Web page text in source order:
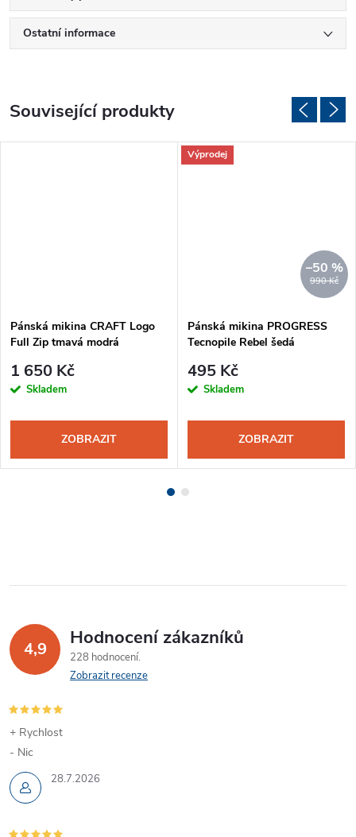
Ostatní informace
Související produkty
Pánská mikina CRAFT Logo
Full Zip tmavá modrá
1 650 Kč
Skladem
ZOBRAZIT
Výprodej
990 Kč
–50 %
Pánská mikina PROGRESS
Tecnopile Rebel šedá
495 Kč
Skladem
ZOBRAZIT
4,9 Hodnocení zákazníků
228 hodnocení
Zobrazit recenze
28.7.2026
+ Rychlost
- Nic